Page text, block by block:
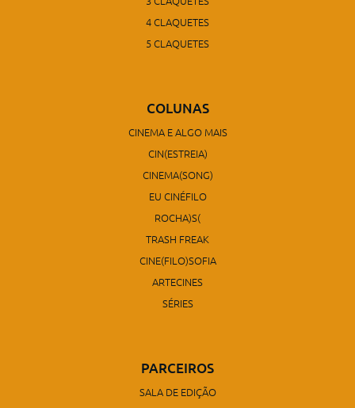
4 CLAQUETES
5 CLAQUETES
COLUNAS
CINEMA E ALGO MAIS
CIN(ESTREIA)
CINEMA(SONG)
EU CINÉFILO
ROCHA)S(
TRASH FREAK
CINE(FILO)SOFIA
ARTECINES
SÉRIES
PARCEIROS
SALA DE EDIÇÃO